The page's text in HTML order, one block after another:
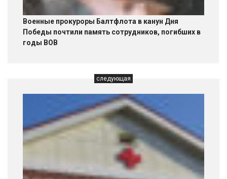
Военные прокуроры Балтфлота в канун Дня
Победы почтили память сотрудников, погибших в
годы ВОВ
следующая